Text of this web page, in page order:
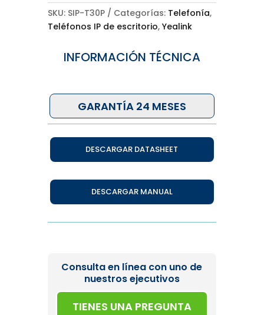
SKU: SIP-T30P Categorías: Telefonía,
Teléfonos IP de escritorio, Yealink
INFORMACIÓN TÉCNICA
GARANTÍA 24 MESES
DESCARGAR DATASHEET
DESCARGAR MANUAL
Consulta en línea con uno de
nuestros ejecutivos
TIENES UNA PREGUNTA